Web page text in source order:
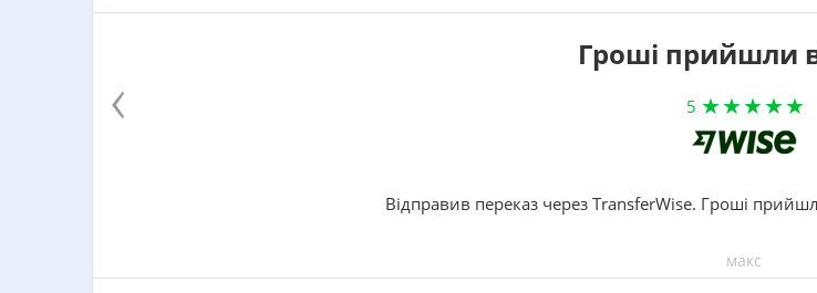
Гроші прийшли
5
Відправив переказ через TransferWise. Гроші
макс
‹